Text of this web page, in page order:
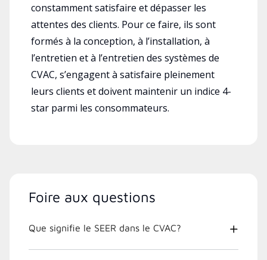
constamment satisfaire et dépasser les
attentes des clients. Pour ce faire, ils sont
formés à la conception, à l’installation, à
l’entretien et à l’entretien des systèmes de
CVAC, s’engagent à satisfaire pleinement
leurs clients et doivent maintenir un indice 4-
star parmi les consommateurs.
Foire aux questions
Que signifie le SEER dans le CVAC?